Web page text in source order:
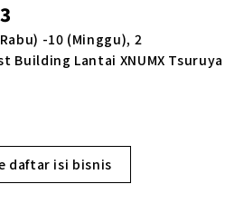
-10 (Minggu), 2
Building Lantai XNUMX Tsuruya
daftar isi bisnis